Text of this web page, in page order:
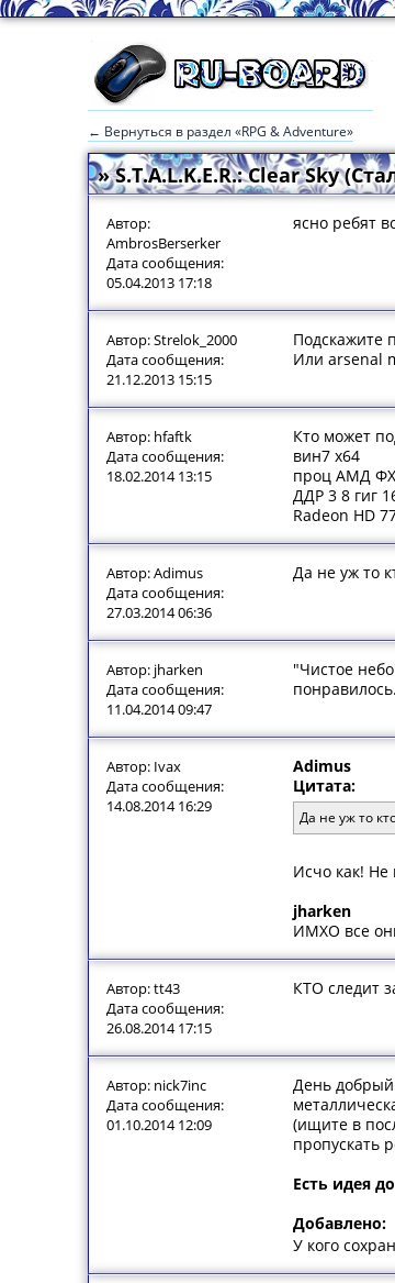
← Вернуться в раздел «RPG & Adventure»
» S.T.A.L.K.E.R.: Clear Sky
Автор:
AmbrosBerserker
Дата сообщения:
05.04.2013 17:18
ясно ребят
Автор: Strelok_2000
Дата сообщения:
21.12.2013 15:15
Подскажите
Или arsenal
Автор: hfaftk
Дата сообщения:
18.02.2014 13:15
Кто может
вин7 х64
проц АМД
ДДР 3 8 гиг
Radeon HD
Автор: Adimus
Дата сообщения:
27.03.2014 06:36
Да не уж то
Автор: jharken
Дата сообщения:
11.04.2014 09:47
"Чистое
понравилось.
Автор: Ivax
Дата сообщения:
14.08.2014 16:29
Adimus
Цитата:
Да не уж то
Исчо как! Не
jharken
ИМХО все
Автор: tt43
Дата сообщения:
26.08.2014 17:15
КТО следит
Автор: nick7inc
Дата сообщения:
01.10.2014 12:09
День
(ищите в
пропускать
Есть идея
Добавлено:
У кого